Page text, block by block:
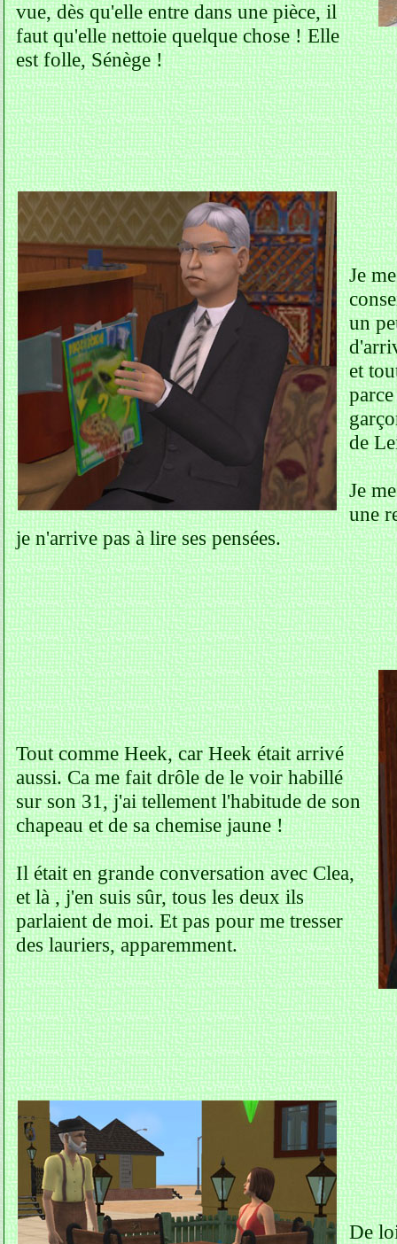
vue, dès qu'elle entre dans une pièce, il
faut qu'elle nettoie quelque chose ! Elle
est folle, Sénège !
Je
un
et
de
Je
une
je n'arrive pas à lire ses pensées.
Tout comme Heek, car Heek était arrivé
aussi. Ca me fait drôle de le voir habillé
sur son 31, j'ai tellement l'habitude de son
chapeau et de sa chemise jaune !
Il était en grande conversation avec Clea,
et là , j'en suis sûr, tous les deux ils
parlaient de moi. Et pas pour me tresser
des lauriers, apparemment.
De